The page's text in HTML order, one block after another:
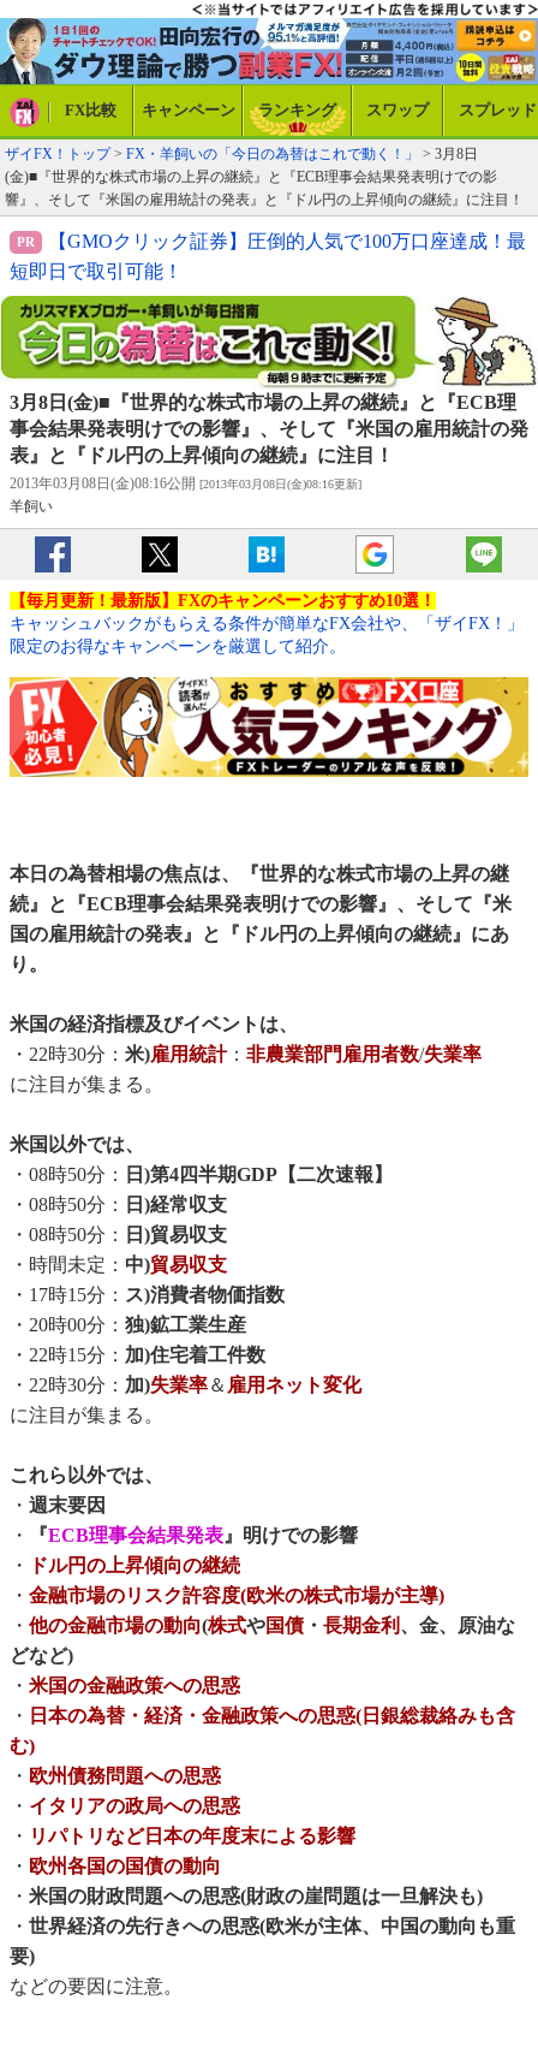
FX比較 キャンペーン ランキング スワップ スプレッド
ザイFX！トップ> FX・羊飼いの「今日の為替はこれで動く！」
> 3月8日
(金)■『世界的な株式市場の上昇の継続』と『ECB理事会結果発表明けでの影
響』、そして『米国の雇用統計の発表』と『ドル円の上昇傾向の継続』に注目！
【GMOクリック証券】圧倒的人気で100万口座達成！最
短即日で取引可能！
3月8日(金)■『世界的な株式市場の上昇の継続』と『ECB理
事会結果発表明けでの影響』、そして『米国の雇用統計の発
表』と『ドル円の上昇傾向の継続』に注目！
2013年03月08日(金)08:16公開 [2013年03月08日(金)08:16更新]
羊飼い
【毎月更新！最新版】FXのキャンペーンおすすめ10選！
キャッシュバックがもらえる条件が簡単なFX会社や、「ザイFX！」
限定のお得なキャンペーンを厳選して紹介。
本日の為替相場の焦点は、『世界的な株式市場の上昇の継
続』と『ECB理事会結果発表明けでの影響』、そして『米
国の雇用統計の発表』と『ドル円の上昇傾向の継続』にあ
り。
米国の経済指標及びイベントは、
・22時30分： 米)雇用統計： 非農業部門雇用者数/失業率
に注目が集まる。
米国以外では、
・08時50分：
日)第4四半期GDP【二次速報】
・08時50分：
日)経常収支
・08時50分：
日)貿易収支
・時間未定： 中)貿易収支
・17時15分： ス)消費者物価指数
・20時00分： 独)鉱工業生産
・22時15分： 加)住宅着工件数
・22時30分： 加)失業率＆ 雇用ネット変化
に注目が集まる。
これら以外では、
・ 週末要因
・
『ECB理事会結果発表』明けでの影響
・
ドル円の上昇傾向の継続
・ 金融市場のリスク許容度(欧米の株式市場が主導)
・ 他の金融市場の動向(株式や国債・ 長期金利 、金、原油な
どなど)
・ 米国の金融政策への思惑
・ 日本の為替・経済・金融政策への思惑(日銀総裁絡みも含
む)
・ 欧州債務問題への思惑
・ イタリアの政局への思惑
・ リパトリなど日本の年度末による影響
・ 欧州各国の国債の動向
・ 米国の財政問題への思惑(財政の崖問題は一旦解決も)
・ 世界経済の先行きへの思惑(欧米が主体、中国の動向も重
要)
などの要因に注意。